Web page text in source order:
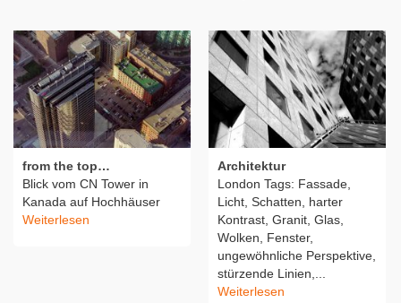
from the top…
Blick vom CN Tower in
Kanada auf Hochhäuser
Weiterlesen
Architektur
London Tags: Fassade,
Licht, Schatten, harter
Kontrast, Granit, Glas,
Wolken, Fenster,
ungewöhnliche Perspektive,
stürzende Linien,...
Weiterlesen